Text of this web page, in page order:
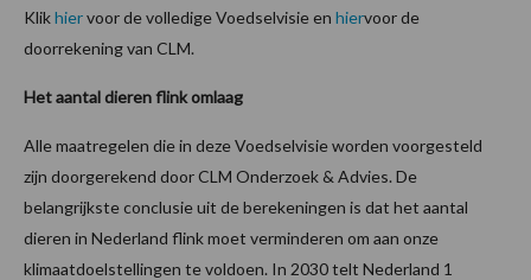
Klikhiervoor de volledige Voedselvisie en hiervoor de
doorrekening van CLM.
Het aantal dieren flink omlaag
Alle maatregelen die in deze Voedselvisie worden voorgesteld
zijn doorgerekend door CLM Onderzoek & Advies. De
belangrijkste conclusie uit de berekeningen is dat het aantal
dieren in Nederland flink moet verminderen om aan onze
klimaatdoelstellingen te voldoen. In 2030 telt Nederland 1